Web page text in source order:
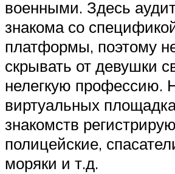
военными. Здесь
знакома со
платформы, поэтому
скрывать от девушки
нелегкую профессию.
виртуальных
знакомств
полицейские,
моряки и т.д.